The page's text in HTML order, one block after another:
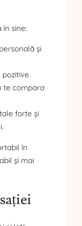
sine:
și
te compara
forte și
în
și mai